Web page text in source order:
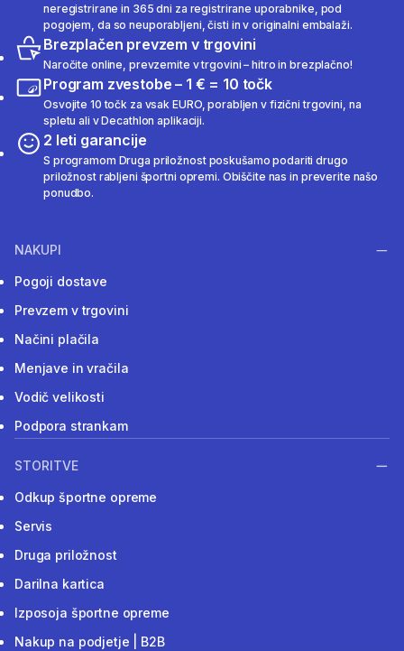
neregistrirane in 365 dni za registrirane uporabnike, pod
pogojem, da so neuporabljeni, čisti in v originalni embalaži.
Brezplačen prevzem v trgovini
Naročite online, prevzemite v trgovini – hitro in brezplačno!
Program zvestobe – 1 € = 10 točk
Osvojite 10 točk za vsak EURO, porabljen v fizični trgovini, na
spletu ali v Decathlon aplikaciji.
2 leti garancije
S programom Druga priložnost poskušamo podariti drugo
priložnost rabljeni športni opremi. Obiščite nas in preverite našo
ponudbo.
NAKUPI
Pogoji dostave
Prevzem v trgovini
Načini plačila
Menjave in vračila
Vodič velikosti
Podpora strankam
STORITVE
Odkup športne opreme
Servis
Druga priložnost
Darilna kartica
Izposoja športne opreme
Nakup na podjetje | B2B